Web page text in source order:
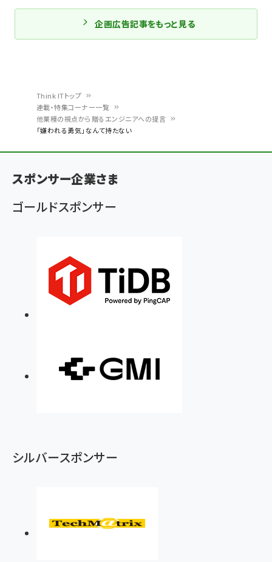
く
ず
Think ITトップ
連載・特集コーナー一覧
他業種の視点から贈るエンジニアへの提言
「嫌われる勇気」なんて持たない
企画広告記事をもっと見る
スポンサー企業さま
ゴールドスポンサー
シルバースポンサー